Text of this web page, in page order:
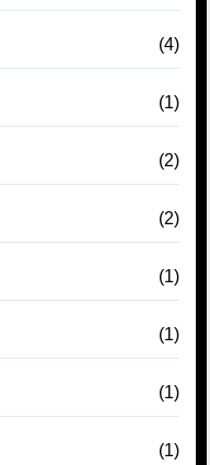
(4)
(1)
(2)
(2)
(1)
(1)
(1)
(1)